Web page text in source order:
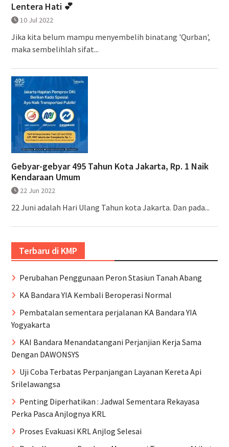
Lentera Hati 💕
10 Jul 2022
Jika kita belum mampu menyembelih binatang 'Qurban',
maka sembelihlah sifat...
Gebyar-gebyar 495 Tahun Kota Jakarta, Rp. 1 Naik
Kendaraan Umum
22 Jun 2022
22 Juni adalah Hari Ulang Tahun kota Jakarta. Dan pada...
Terbaru di KMP
Perubahan Penggunaan Peron Stasiun Tanah Abang
KA Bandara YIA Kembali Beroperasi Normal
Pembatalan sementara perjalanan KA Bandara YIA
Yogyakarta
KAI Bandara Menandatangani Perjanjian Kerja Sama
Dengan DAWONSYS
Uji Coba Terbatas Perpanjangan Layanan Kereta Api
Srilelawangsa
Penting Diperhatikan : Jadwal Sementara Rekayasa
Perka Pasca Anjlognya KRL
Proses Evakuasi KRL Anjlog Selesai